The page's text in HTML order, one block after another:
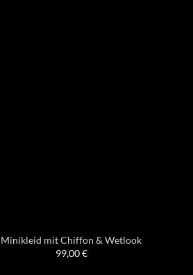
Minikleid mit Chiffon & Wetlook
99,00€